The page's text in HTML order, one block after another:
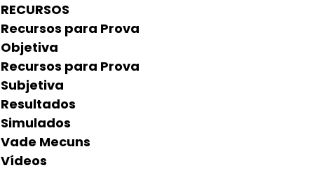
RECURSOS
Recursos para Prova
Objetiva
Recursos para Prova
Subjetiva
Resultados
Simulados
Vade Mecuns
Vídeos